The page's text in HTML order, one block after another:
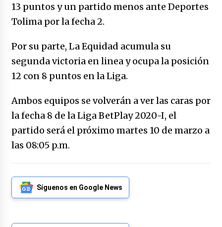
caerle
Que sea un hecho el decreto que quita prima
El aumento del mínimo causa escozor en
pueblo colombiano
31/12/2025
Atlético Nacional se quedó con laCopa
13 puntos y un partido menos ante Deportes
Tolima por la fecha 2.
Por su parte, La Equidad acumula su
segunda victoria en linea y ocupa la posición
12 con 8 puntos en la Liga.
Ambos equipos se volverán a ver las caras por
la fecha 8 de la Liga BetPlay 2020-I, el
partido será el próximo martes 10 de marzo a
las 08:05 p.m.
Síguenos en Google News